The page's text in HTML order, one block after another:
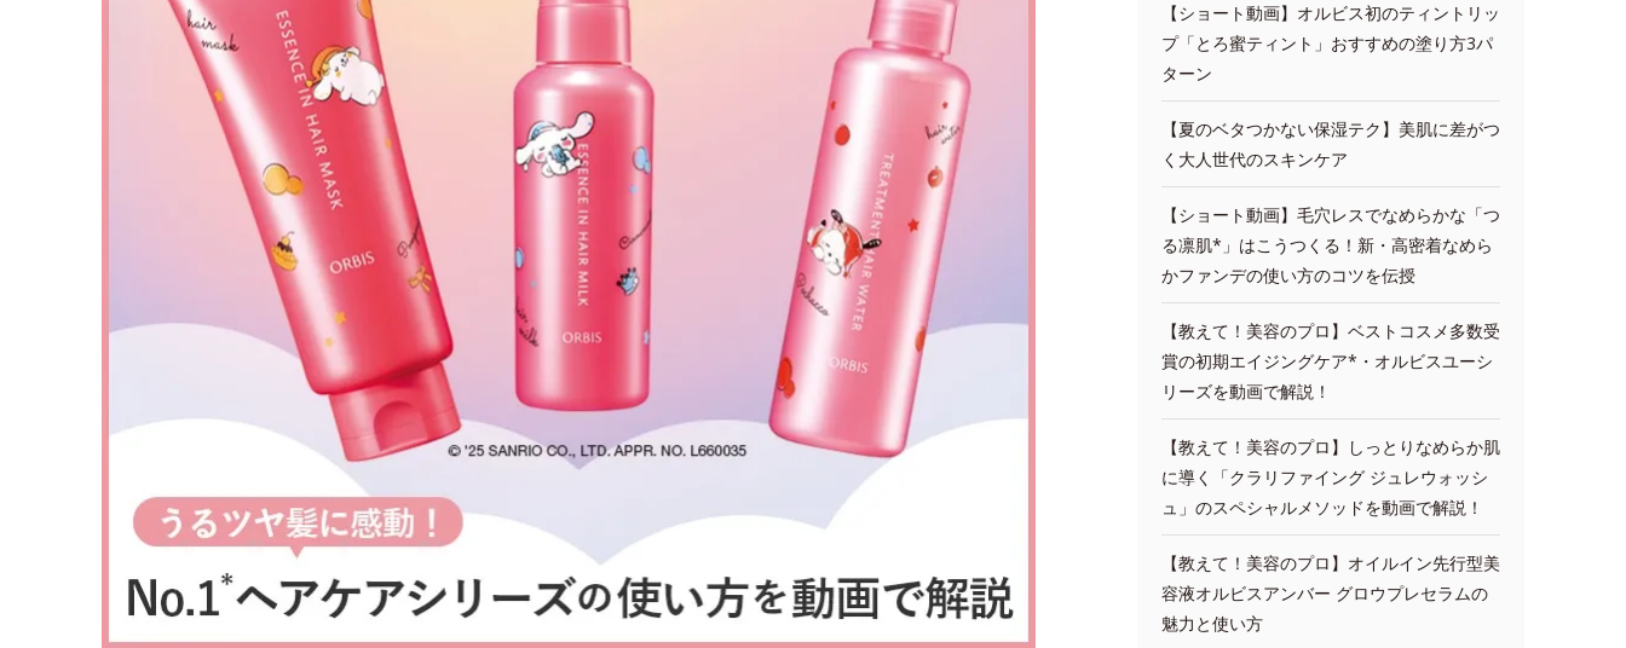
【ショート動画】オルビス初のティントリッ
プ「とろ蜜ティント」おすすめの塗り方3パ
ターン
【夏のベタつかない保湿テク】美肌に差がつ
く大人世代のスキンケア
【ショート動画】毛穴レスでなめらかな「つ
る凛肌*」はこうつくる！新・高密着なめら
かファンデの使い方のコツを伝授
【教えて！美容のプロ】ベストコスメ多数受
賞の初期エイジングケア*・オルビスユーシ
リーズを動画で解説！
【教えて！美容のプロ】しっとりなめらか肌
に導く「クラリファイング ジュレウォッシ
ュ」のスペシャルメソッドを動画で解説！
【教えて！美容のプロ】オイルイン先行型美
容液オルビスアンバー グロウプレセラムの
魅力と使い方